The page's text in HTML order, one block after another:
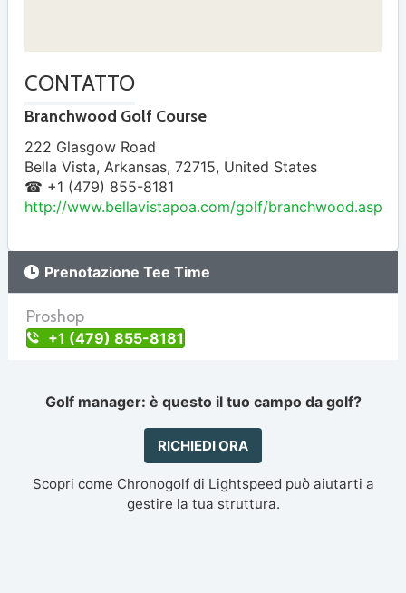
CONTATTO
Branchwood Golf Course
222 Glasgow Road
Bella Vista, Arkansas, 72715, United States
☎ +1 (479) 855-8181
http://www.bellavistapoa.com/golf/branchwood.asp
Prenotazione Tee Time
Proshop
+1 (479) 855-8181
Golf manager: è questo il tuo campo da golf?
RICHIEDI ORA
Scopri come Chronogolf di Lightspeed può aiutarti a
gestire la tua struttura.